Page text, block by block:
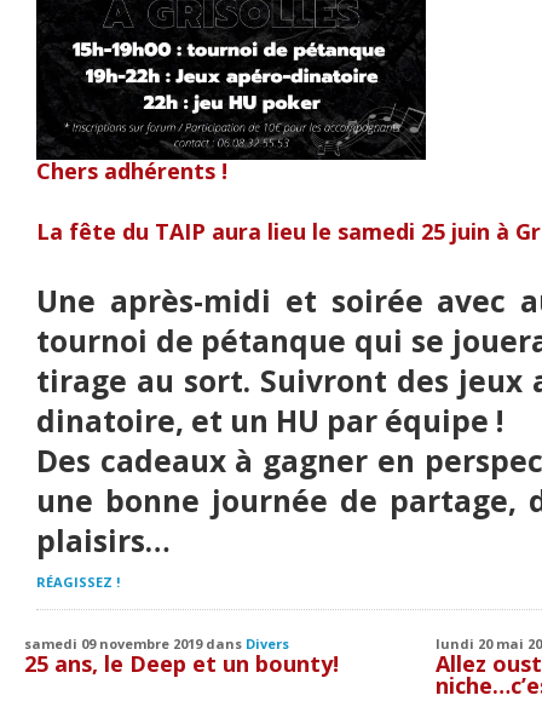
Chers adhérents !
La fête du TAIP aura lieu le samedi 25 juin à
Une après-midi et soirée avec
tournoi de pétanque qui se
tirage au sort. Suivront des jeux
dinatoire, et un HU par équipe !
Des cadeaux à gagner en
une bonne journée de partage,
plaisirs…
RÉAGISSEZ !
samedi 09 novembre 2019 dans Divers
25 ans, le Deep et un bounty!
lundi 20 mai
Allez